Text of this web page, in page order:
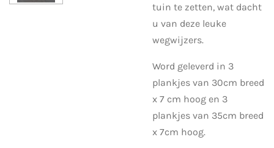
tuin te zetten, wat dacht
u van deze leuke
wegwijzers.
Word geleverd in 3
plankjes van 30cm breed
x 7 cm hoog en 3
plankjes van 35cm breed
x 7cm hoog.